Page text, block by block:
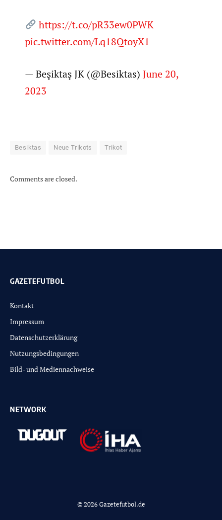
https://t.co/pR33ew0PWK
pic.twitter.com/Lq18QtoyX1
— Beşiktaş JK (@Besiktas)June 20,
2023
Besiktas Neue Trikots Trikot
Comments are closed.
GAZETEFUTBOL
Kontakt
Impressum
Datenschutzerklärung
Nutzungsbedingungen
Bild- und Mediennachweise
NETWORK
© 2026 Gazetefutbol.de